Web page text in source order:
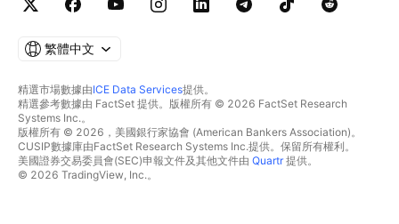
繁體中文
精選市場數據由ICE Data Services提供。
精選參考數據由 FactSet 提供。版權所有 © 2026 FactSet Research
Systems Inc.。
版權所有 © 2026，美國銀行家協會 (American Bankers Association)。
CUSIP數據庫由FactSet Research Systems Inc.提供。保留所有權利。
美國證券交易委員會(SEC)申報文件及其他文件由 Quartr提供。
© 2026 TradingView, Inc.。